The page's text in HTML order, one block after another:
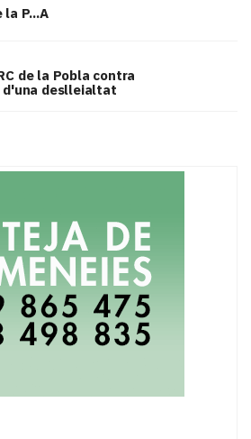
P...A
de la Pobla contra
d'una deslleialtat